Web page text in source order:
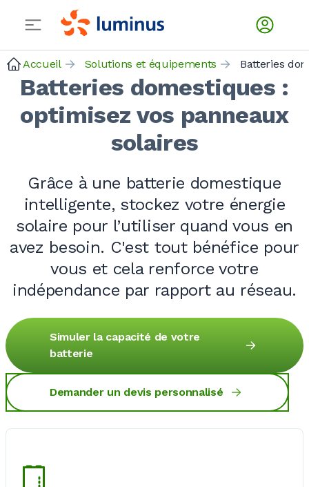
Accueil Solutions et équipements Batteries
Batteries domestiques :
optimisez vos panneaux
solaires
Grâce à une batterie domestique
intelligente, stockez votre énergie
solaire pour l’utiliser quand vous en
avez besoin. C'est tout bénéfice pour
vous et cela renforce votre
indépendance par rapport au réseau.
Simuler la capacité de votre
batterie
Demander un devis personnalisé